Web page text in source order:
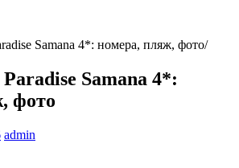
Samana 4*: номера, пляж, фото
Samana 4*:
фото
admin